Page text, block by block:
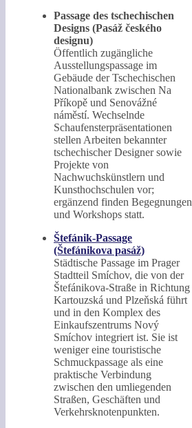
Passage des tschechischen
Designs (Pasáž českého
designu)
Öffentlich zugängliche
Ausstellungspassage im
Gebäude der Tschechischen
Nationalbank zwischen Na
Příkopě und Senovážné
náměstí. Wechselnde
Schaufensterpräsentationen
stellen Arbeiten bekannter
tschechischer Designer sowie
Projekte von
Nachwuchskünstlern und
Kunsthochschulen vor;
ergänzend finden Begegnungen
und Workshops statt.
Štefánik-Passage
(Štefánikova pasáž)
Städtische Passage im Prager
Stadtteil Smíchov, die von der
Štefánikova-Straße in Richtung
Kartouzská und Plzeňská führt
und in den Komplex des
Einkaufszentrums Nový
Smíchov integriert ist. Sie ist
weniger eine touristische
Schmuckpassage als eine
praktische Verbindung
zwischen den umliegenden
Straßen, Geschäften und
Verkehrsknotenpunkten.